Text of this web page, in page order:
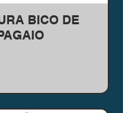
BICO DE